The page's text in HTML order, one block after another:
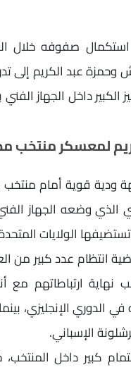
صفوفه خلال
وحمزة عبد الكريم إلى
من التركيز الكبير داخل
لمعسكر منتخب
قوية أمام
الذي وضعه الجهاز
تستضيفها الولايات
انتظام عدد كبير من
نهاية ارتباطاتهم مع
الإنجليزي،
الإسباني.
كبير داخل